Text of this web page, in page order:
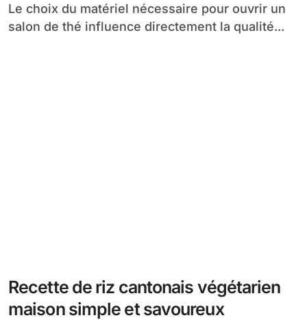
Le choix du matériel nécessaire pour ouvrir un
salon de thé influence directement la qualité...
Recette de riz cantonais végétarien
maison simple et savoureux